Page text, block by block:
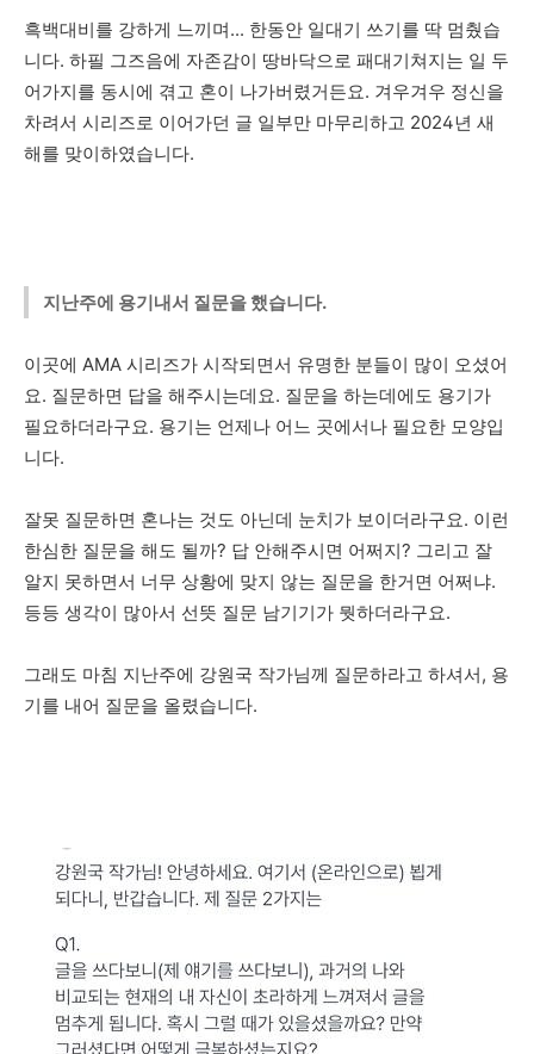
흑백대비를 강하게 느끼며... 한동안 일대기 쓰기를 딱 멈췄습
니다. 하필 그즈음에 자존감이 땅바닥으로 패대기쳐지는 일 두
어가지를 동시에 겪고 혼이 나가버렸거든요. 겨우겨우 정신을
차려서 시리즈로 이어가던 글 일부만 마무리하고 2024년 새
해를 맞이하였습니다.
지난주에 용기내서 질문을 했습니다.
이곳에 AMA 시리즈가 시작되면서 유명한 분들이 많이 오셨어
요. 질문하면 답을 해주시는데요. 질문을 하는데에도 용기가
필요하더라구요. 용기는 언제나 어느 곳에서나 필요한 모양입
니다.
잘못 질문하면 혼나는 것도 아닌데 눈치가 보이더라구요. 이런
한심한 질문을 해도 될까? 답 안해주시면 어쩌지? 그리고 잘
알지 못하면서 너무 상황에 맞지 않는 질문을 한거면 어쩌냐.
등등 생각이 많아서 선뜻 질문 남기기가 뭣하더라구요.
그래도 마침 지난주에 강원국 작가님께 질문하라고 하셔서, 용
기를 내어 질문을 올렸습니다.